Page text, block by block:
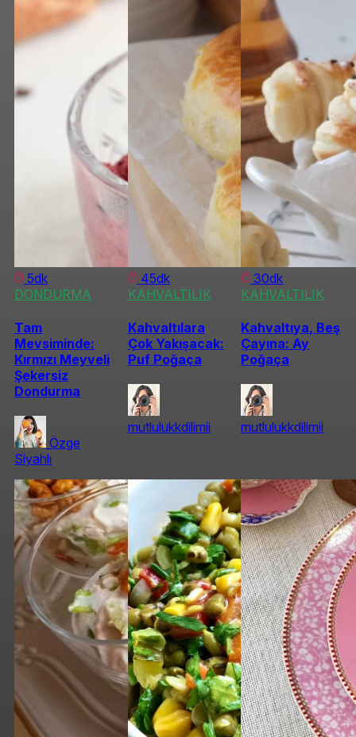
5dk
DONDURMA
Tam
Mevsiminde:
Kırmızı Meyveli
Şekersiz
Dondurma
Özge
Siyahlı
45dk
KAHVALTILIK
Kahvaltılara
Çok Yakışacak:
Puf Poğaça
mutlulukkdilimii
30dk
KAHVALTILIK
Kahvaltıya, Beş
Çayına: Ay
Poğaça
mutlulukkdilimii